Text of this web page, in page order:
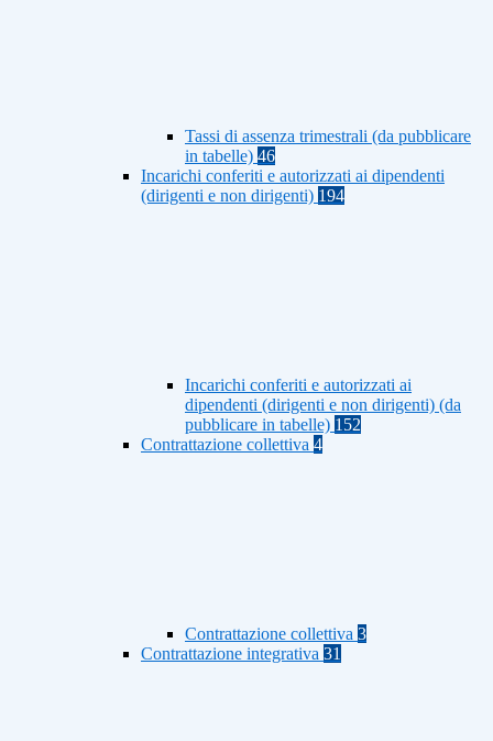
Tassi di assenza trimestrali (da pubblicare
in tabelle) 46
Incarichi conferiti e autorizzati ai dipendenti
(dirigenti e non dirigenti) 194
Incarichi conferiti e autorizzati ai
dipendenti (dirigenti e non dirigenti) (da
pubblicare in tabelle) 152
Contrattazione collettiva 4
Contrattazione collettiva 3
Contrattazione integrativa 31